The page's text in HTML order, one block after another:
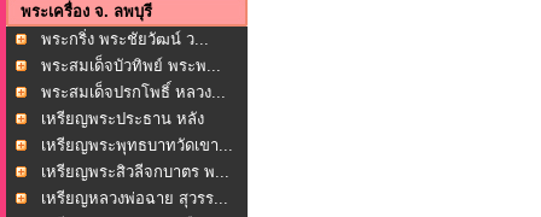
พระเครื่อง จ. ลพบุรี
พระกริ่ง พระชัยวัฒน์ ว...
พระสมเด็จบัวทิพย์ พระพ...
พระสมเด็จปรกโพธิ์ หลวง...
เหรียญพระประธาน หลัง
หล... เหรียญพระพุทธบาทวัดเขา...
เหรียญพระสิวลีจกบาตร พ...
เหรียญหลวงพ่อฉาย สุวรร...